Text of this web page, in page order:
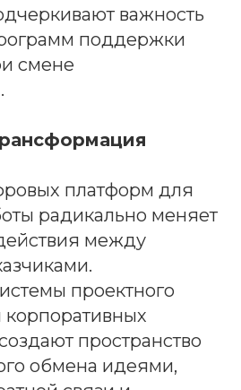
важность
поддержки
смене
платформ для
радикально меняет
между
проектного
пространство
обмена идеями,